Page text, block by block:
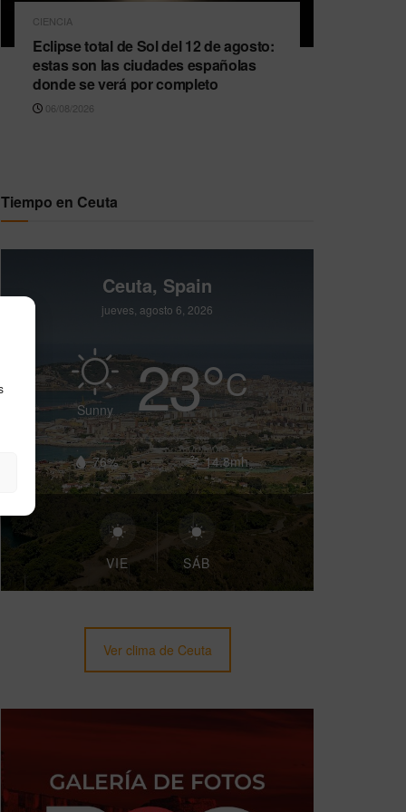
CIENCIA
Eclipse total de Sol del 12 de agosto:
estas son las ciudades españolas
donde se verá por completo
06/08/2026
Tiempo en Ceuta
Ceuta, Spain
jueves, agosto 6, 2026
Sunny 23°C
76% 14.8mh
VIE SÁB
Ver clima de Ceuta